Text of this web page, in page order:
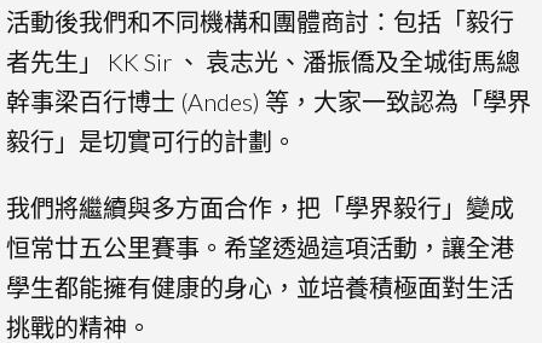
活動後我們和不同機構和團體商討：包括「毅行
者先生」 KK Sir 、 袁志光、潘振僑及全城街馬總
幹事梁百行博士 (Andes) 等，大家一致認為「學界
毅行」是切實可行的計劃。
我們將繼續與多方面合作，把「學界毅行」變成
恒常廿五公里賽事。希望透過這項活動，讓全港
學生都能擁有健康的身心，並培養積極面對生活
挑戰的精神。